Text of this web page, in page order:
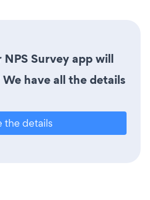
Survey app will
have all the details
the details